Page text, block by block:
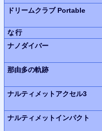
ドリームクラブ Portable
な行
ナノダイバー
那由多の軌跡
ナルティメットアクセル3
ナルティメットインパクト